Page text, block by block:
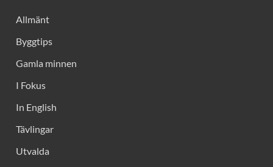
Allmänt
Byggtips
Gamla minnen
I Fokus
In English
Tävlingar
Utvalda